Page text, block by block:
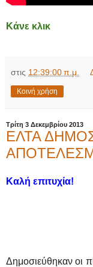
Κάνε κλικ
στις 12:39:00 π.μ.
Κοινή χρήση
Τρίτη 3 Δεκεμβρίου 2013
ΕΛΤΑ
Καλή επιτυχία!
Δημοσιεύθηκαν οι